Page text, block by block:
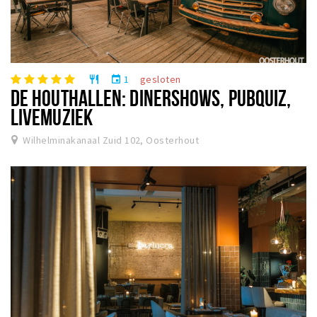
restaurant event 1 gesloten
DE HOUTHALLEN: DINERSHOWS, PUBQUIZ,
LIVEMUZIEK
Wilhelminakanaal Zuid 102, Oosterhout